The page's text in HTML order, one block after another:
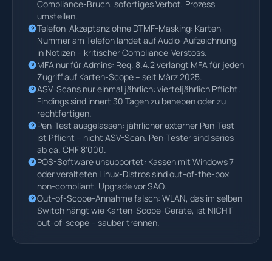
Compliance-Bruch, sofortiges Verbot, Prozess
umstellen.
Telefon-Akzeptanz ohne DTMF-Masking: Karten-
Nummer am Telefon landet auf Audio-Aufzeichnung,
in Notizen – kritischer Compliance-Verstoss.
MFA nur für Admins: Req. 8.4.2 verlangt MFA für jeden
Zugriff auf Karten-Scope – seit März 2025.
ASV-Scans nur einmal jährlich: vierteljährlich Pflicht.
Findings sind innert 30 Tagen zu beheben oder zu
rechtfertigen.
Pen-Test ausgelassen: jährlicher externer Pen-Test
ist Pflicht – nicht ASV-Scan. Pen-Tester sind seriös
ab ca. CHF 8'000.
POS-Software unsupportet: Kassen mit Windows 7
oder veralteten Linux-Distros sind out-of-the-box
non-compliant. Upgrade vor SAQ.
Out-of-Scope-Annahme falsch: WLAN, das im selben
Switch hängt wie Karten-Scope-Geräte, ist NICHT
out-of-scope – sauber trennen.